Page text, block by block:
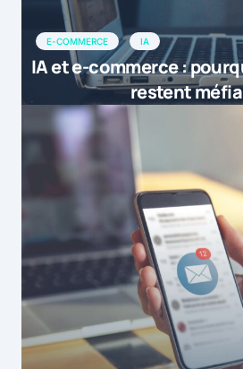
E-COMMERCE IA
IA et e-commerce :
restent